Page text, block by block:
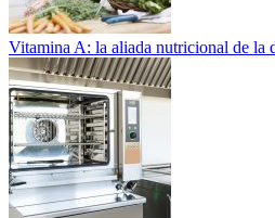
Vitamina A: la aliada nutricional de la